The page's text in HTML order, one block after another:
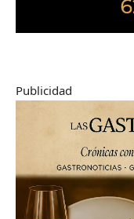
Publicidad